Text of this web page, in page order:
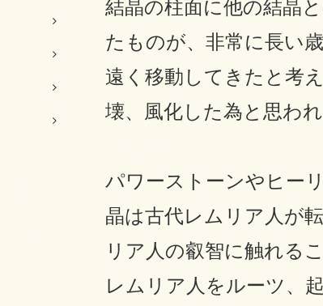
結晶の柱面に他の結晶
たものが、非常に長い
遠く移動してきたと考
壊、風化した為と思われ
パワーストーンやヒー
晶は古代レムリア人が
リア人の叡智に触れる
レムリア人をルーツ、